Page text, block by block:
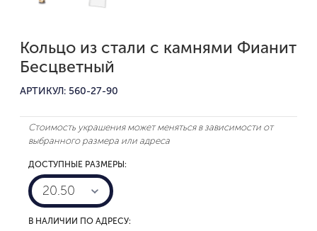
Кольцо из стали с камнями Фианит
Бесцветный
АРТИКУЛ: 560-27-90
Стоимость украшения может меняться в зависимости от
выбранного размера или адреса
ДОСТУПНЫЕ РАЗМЕРЫ:
20.50
В НАЛИЧИИ ПО АДРЕСУ: